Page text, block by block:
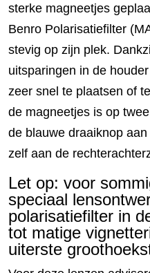
sterke magneetjes
Benro Polarisatiefilter
stevig op zijn plek.
uitsparingen in de
zeer snel te plaatsen of
de magneetjes is op
de blauwe draaiknop
zelf aan de
Let op: voor
speciaal
polarisatiefilter in
tot matige
uiterste